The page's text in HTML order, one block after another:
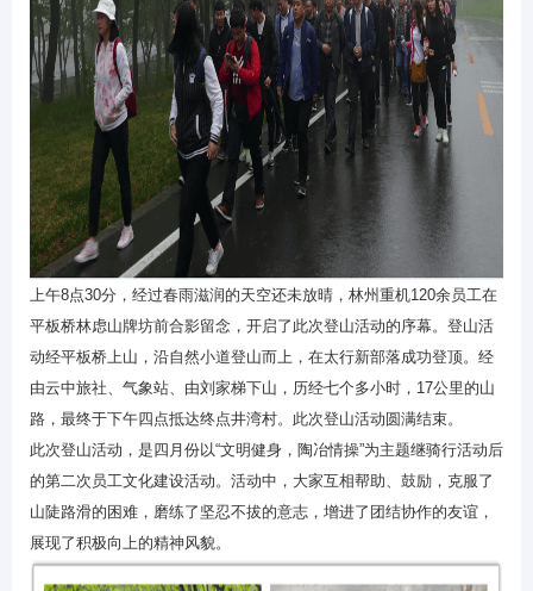
上午8点30分，经过春雨滋润的天空还未放晴，林州重机120余员工在
平板桥林虑山牌坊前合影留念，开启了此次登山活动的序幕。登山活
动经平板桥上山，沿自然小道登山而上，在太行新部落成功登顶。经
由云中旅社、气象站、由刘家梯下山，历经七个多小时， 17公里的山
路，最终于下午四点抵达终点井湾村。此次登山活动圆满结束。
此次登山活动，是四月份以“文明健身，陶冶情操”为主题继骑行活动后
的第二次员工文化建设活动。活动中，大家互相帮助、鼓励，克服了
山陡路滑的困难，磨练了坚忍不拔的意志，增进了团结协作的友谊，
展现了积极向上的精神风貌。